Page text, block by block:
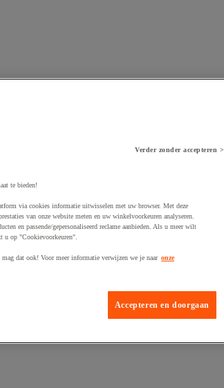
Verder zonder accepteren >
te bieden!
via cookies informatie uitwisselen met uw browser. Met deze
van onze website meten en uw winkelvoorkeuren analyseren.
en passende/gepersonaliseerd reclame aanbieden. Als u meer wilt
u op "Cookievoorkeuren".
dat ook! Voor meer informatie verwijzen we je naar onze
Accepteren en doorgaan